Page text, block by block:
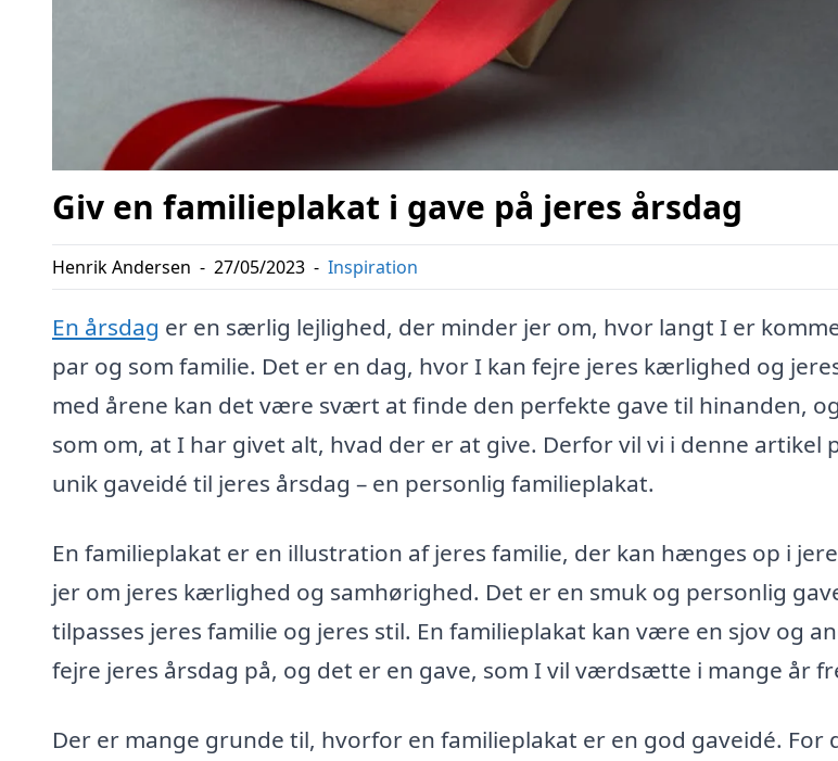
Giv en familieplakat i gave på jeres årsdag
Henrik Andersen - 27/05/2023 - Inspiration
En årsdag er en særlig lejlighed, der minder jer om, hvor langt I er
par og som familie. Det er en dag, hvor I kan fejre jeres kærlighed og
med årene kan det være svært at finde den perfekte gave til hinanden,
som om, at I har givet alt, hvad der er at give. Derfor vil vi i denne artikel
unik gaveidé til jeres årsdag – en personlig familieplakat.
En familieplakat er en illustration af jeres familie, der kan hænges op i
jer om jeres kærlighed og samhørighed. Det er en smuk og personlig
tilpasses jeres familie og jeres stil. En familieplakat kan være en sjov og
fejre jeres årsdag på, og det er en gave, som I vil værdsætte i mange år
Der er mange grunde til, hvorfor en familieplakat er en god gaveidé. For